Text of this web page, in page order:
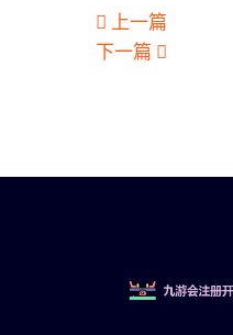
上一篇
下一篇